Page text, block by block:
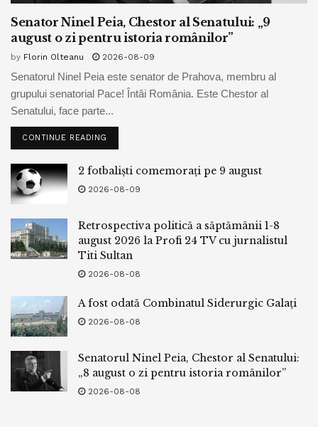
Senator Ninel Peia, Chestor al Senatului: „9
august o zi pentru istoria românilor”
by Florin Olteanu 2026-08-09
Senatorul Ninel Peia este senator de Prahova, membru al
grupului senatorial Pace! Întâi România. Este Chestor al
Senatului, face parte...
CONTINUE READING
2 fotbaliști comemorați pe 9 august
2026-08-09
Retrospectiva politică a săptămânii 1-8
august 2026 la Profi 24 TV cu jurnalistul
Titi Sultan
2026-08-08
A fost odată Combinatul Siderurgic Galați
2026-08-08
Senatorul Ninel Peia, Chestor al Senatului:
„8 august o zi pentru istoria românilor”
2026-08-08